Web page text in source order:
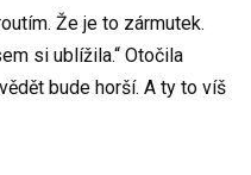
Že je to zármutek.
si ublížila.“ Otočila
bude horší. A ty to víš